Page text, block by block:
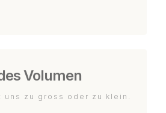
Volumen
uns zu gross oder zu klein.